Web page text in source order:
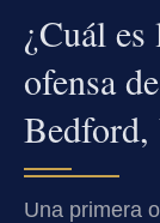
¿Cuál
ofensa
Una primera